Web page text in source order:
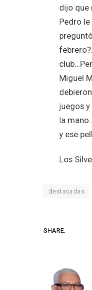
dijo que
Pedro
Miguel
juegos
la
y ese
Los
destacadas
SHARE.